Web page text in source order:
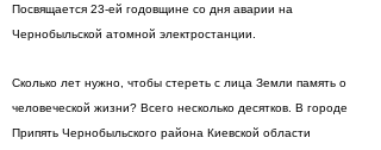
Посвящается 23-ей годовщине со дня аварии на
Чернобыльской атомной электростанции.
Сколько лет нужно, чтобы стереть с лица Земли память о
человеческой жизни? Всего несколько десятков. В городе
Припять Чернобыльского района Киевской области